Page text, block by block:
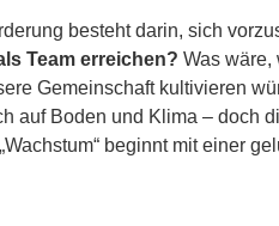
besteht darin, sich
Team erreichen? Was wäre,
Gemeinschaft kultivieren
auf Boden und Klima – doch
beginnt mit einer